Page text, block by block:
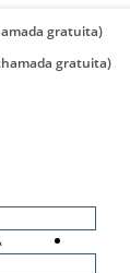
gratuita)
gratuita)